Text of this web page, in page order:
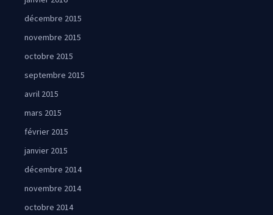
décembre 2015
novembre 2015
octobre 2015
septembre 2015
avril 2015
mars 2015
février 2015
janvier 2015
décembre 2014
novembre 2014
octobre 2014